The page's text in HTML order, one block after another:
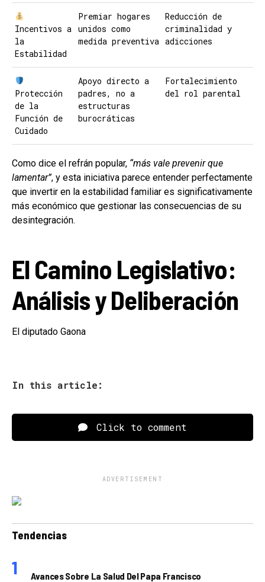
Incentivos a
la
Estabilidad
Premiar hogares
unidos como
medida preventiva
Reducción de
criminalidad y
adicciones
Protección
de la
Función de
Cuidado
Apoyo directo a
padres, no a
estructuras
burocráticas
Fortalecimiento
del rol parental
Como dice el refrán popular, “más vale prevenir que
lamentar”, y esta iniciativa parece entender perfectamente
que invertir en la estabilidad familiar es significativamente
más económico que gestionar las consecuencias de su
desintegración.
El Camino Legislativo:
Análisis y Deliberación
El diputado Gaona
In this article:
Click to comment
ADVERTISEMENT
Tendencias
Avances Sobre La Salud Del Papa Francisco